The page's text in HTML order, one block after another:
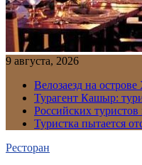
9 августа, 2026
Велозаезд на
Турагент Кашыр:
Российских
Туристка пытается
Ресторан